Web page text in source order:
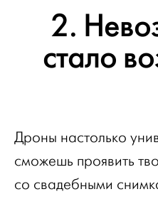
2.
стало
Дроны настолько
сможешь проявить
со свадебными